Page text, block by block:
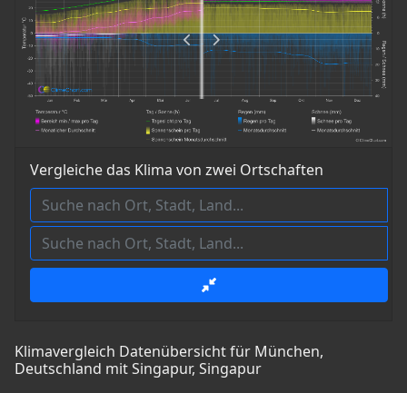
Vergleiche das Klima von zwei Ortschaften
Klimavergleich Datenübersicht für München,
Deutschland mit Singapur, Singapur